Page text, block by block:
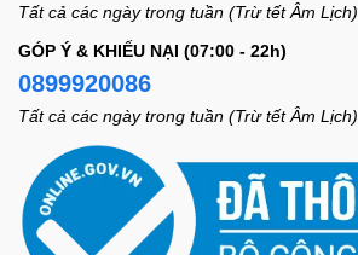
Tất cả các ngày trong tuần (Trừ tết Âm Lịch)
GÓP Ý & KHIẾU NẠI (07:00 - 22h)
0899920086
Tất cả các ngày trong tuần (Trừ tết Âm Lịch)